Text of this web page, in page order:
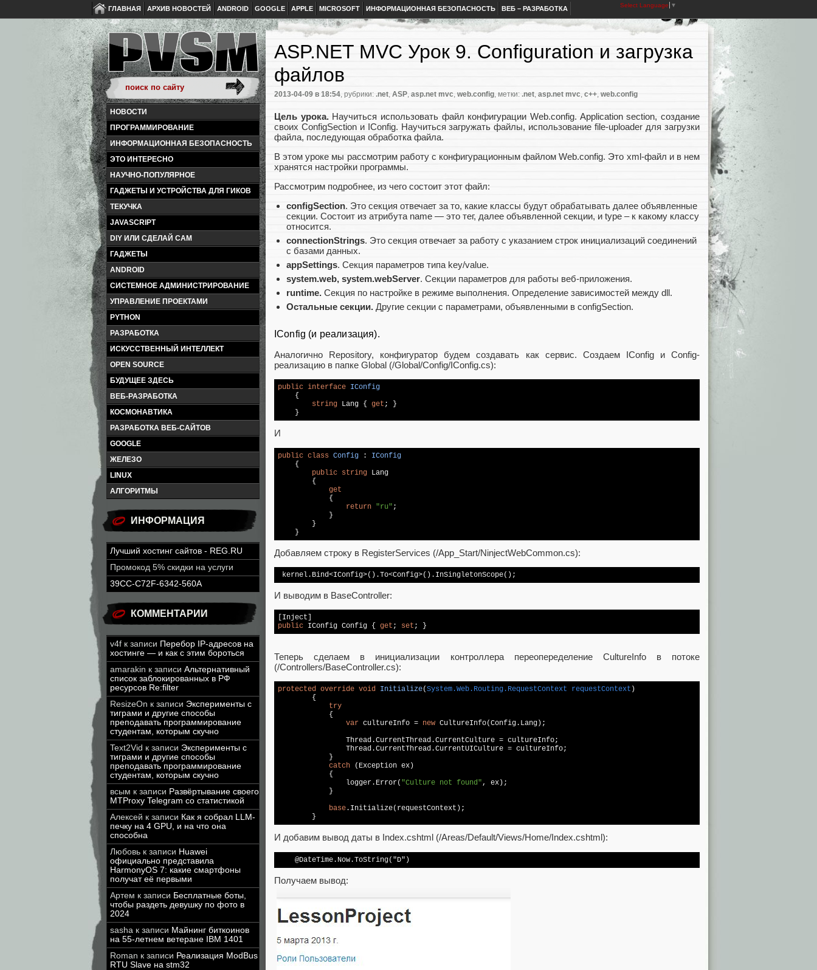
ГЛАВНАЯ АРХИВ НОВОСТЕЙ ANDROID GOOGLE APPLE MICROSOFT ИНФОРМАЦИОННАЯ БЕЗОПАСНОСТЬ ВЕБ – РАЗРАБОТКА Select Language ▼
НОВОСТИ
ПРОГРАММИРОВАНИЕ
ИНФОРМАЦИОННАЯ БЕЗОПАСНОСТЬ
ЭТО ИНТЕРЕСНО
НАУЧНО-ПОПУЛЯРНОЕ
ГАДЖЕТЫ И УСТРОЙСТВА ДЛЯ ГИКОВ
ТЕКУЧКА
JAVASCRIPT
DIY ИЛИ СДЕЛАЙ САМ
ГАДЖЕТЫ
ANDROID
СИСТЕМНОЕ АДМИНИСТРИРОВАНИЕ
УПРАВЛЕНИЕ ПРОЕКТАМИ
PYTHON
РАЗРАБОТКА
ИСКУССТВЕННЫЙ ИНТЕЛЛЕКТ
OPEN SOURCE
БУДУЩЕЕ ЗДЕСЬ
ВЕБ-РАЗРАБОТКА
КОСМОНАВТИКА
РАЗРАБОТКА ВЕБ-САЙТОВ
GOOGLE
ЖЕЛЕЗО
LINUX
АЛГОРИТМЫ
ИНФОРМАЦИЯ
Лучший хостинг сайтов - REG.RU
Промокод 5% скидки на услуги
39CC-C72F-6342-560A
КОММЕНТАРИИ
v4f к записи Перебор IP-адресов на
хостинге — и как с этим бороться
amarakin к записи Альтернативный
список заблокированных в РФ
ресурсов Re:filter
ResizeOn к записи Эксперименты с
тиграми и другие способы
преподавать программирование
студентам, которым скучно
Text2Vid к записи Эксперименты с
тиграми и другие способы
преподавать программирование
студентам, которым скучно
всым к записи Развёртывание своего
MTProxy Telegram со статистикой
Алексей к записи Как я собрал LLM-
печку на 4 GPU, и на что она
способна
Любовь к записи Huawei
официально представила
HarmonyOS 7: какие смартфоны
получат её первыми
Артем к записи Бесплатные боты,
чтобы раздеть девушку по фото в
2024
sasha к записи Майнинг биткоинов
на 55-летнем ветеране IBM 1401
Roman к записи Реализация ModBus
RTU Slave на stm32
ASP.NET MVC Урок 9. Configuration и загрузка
файлов
2013-04-09 в 18:54, рубрики: .net, ASP, asp.net mvc, web.config, метки: .net, asp.net mvc, c++, web.config
Цель урока.Научиться использовать файл конфигурации Web.config. Application section, создание
своих ConfigSection и IConfig. Научиться загружать файлы, использование file-uploader для загрузки
файла, последующая обработка файла.
В этом уроке мы рассмотрим работу с конфигурационным файлом Web.config. Это xml-файл и в нем
хранятся настройки программы.
Рассмотрим подробнее, из чего состоит этот файл:
configSection. Это секция отвечает за то, какие классы будут обрабатывать далее объявленные
секции. Состоит из атрибута name — это тег, далее объявленной секции, и type – к какому классу
относится.
connectionStrings. Это секция отвечает за работу с указанием строк инициализаций соединений
с базами данных.
appSettings. Секция параметров типа key/value.
system.web, system.webServer. Секции параметров для работы веб-приложения.
runtime. Секция по настройке в режиме выполнения. Определение зависимостей между dll.
Остальные секции. Другие секции с параметрами, объявленными в configSection.
IConfig (и реализация).
Аналогично Repository, конфигуратор будем создавать как сервис. Создаем IConfig и Config-
реализацию в папке Global (/Global/Config/IConfig.cs):
public interface IConfig
    {
string Lang { get ; }
И
public class Config : IConfig
    {
public string Lang
        {
get
            {
return "ru" ;
            }
        }
Добавляем строку в RegisterServices (/App_Start/NinjectWebCommon.cs):
И выводим в BaseController:
public IConfig Config { get ; set
Теперь сделаем в инициализации контроллера переопеределение CultureInfo в потоке
(/Controllers/BaseController.cs):
protected override void Initialize(System.Web.Routing.RequestContext requestContext )
{
try
            {
var cultureInfo = new CultureInfo(Config.Lang);
                Thread.CurrentThread.CurrentCulture = cultureInfo;
                Thread.CurrentThread.CurrentUICulture = cultureInfo;
            }
catch (Exception ex)
            {
                logger.Error(
"Culture not found", ex);
            }
base.Initialize(requestContext);
И добавим вывод даты в Index.cshtml (/Areas/Default/Views/Home/Index.cshtml):
Получаем вывод: